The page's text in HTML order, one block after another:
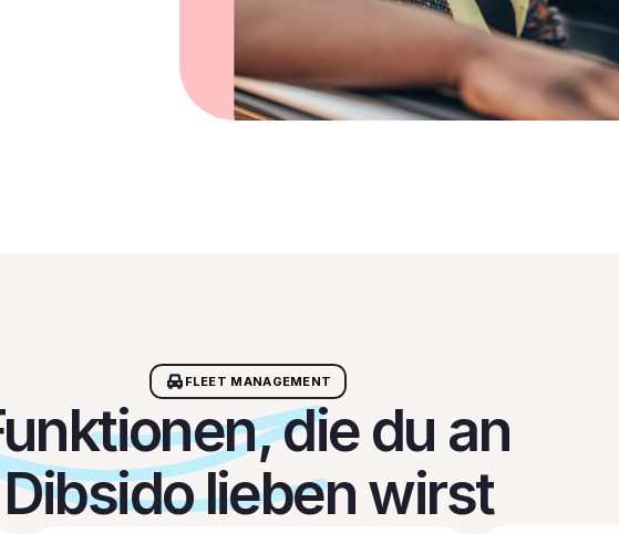
FLEET MANAGEMENT
die du an
Dibsido lieben wirst